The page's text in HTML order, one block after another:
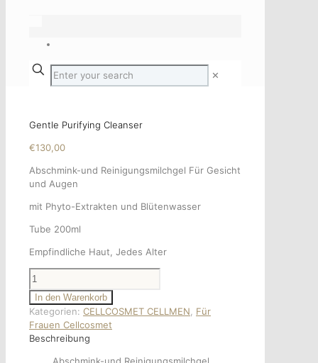
✕
Gentle Purifying Cleanser
€130,00
Abschmink-und Reinigungsmilchgel Für Gesicht
und Augen
mit Phyto-Extrakten und Blütenwasser
Tube 200ml
Empfindliche Haut, Jedes Alter
Gentle
Purifying
Cleanser
Menge
In den Warenkorb
Kategorien: CELLCOSMET CELLMEN
Für
Frauen Cellcosmet
Beschreibung
Abschmink-und Reinigungsmilchgel